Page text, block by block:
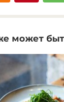
может